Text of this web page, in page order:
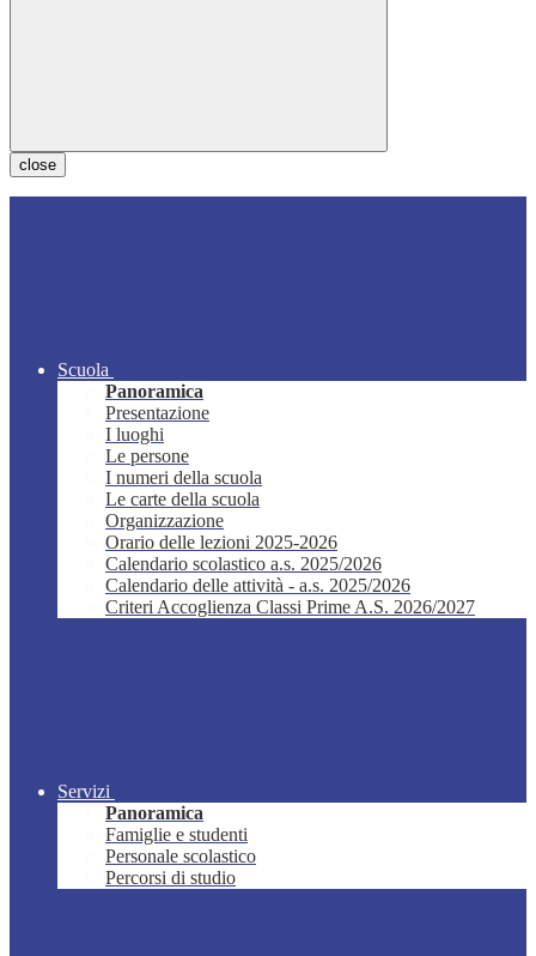
close
Scuola
Panoramica
Presentazione
I luoghi
Le persone
I numeri della scuola
Le carte della scuola
Organizzazione
Orario delle lezioni 2025-2026
Calendario scolastico a.s. 2025/2026
Calendario delle attività - a.s. 2025/2026
Criteri Accoglienza Classi Prime A.S. 2026/2027
Servizi
Panoramica
Famiglie e studenti
Personale scolastico
Percorsi di studio